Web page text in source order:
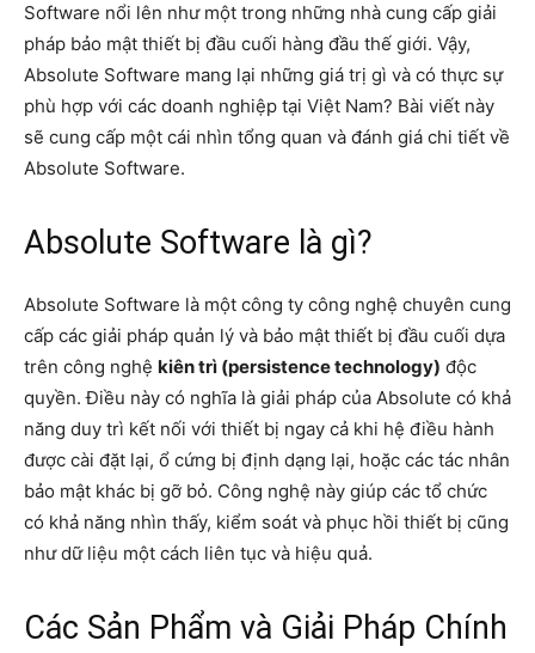
Software nổi lên như một trong những nhà cung cấp giải
pháp bảo mật thiết bị đầu cuối hàng đầu thế giới. Vậy,
Absolute Software mang lại những giá trị gì và có thực sự
phù hợp với các doanh nghiệp tại Việt Nam? Bài viết này
sẽ cung cấp một cái nhìn tổng quan và đánh giá chi tiết về
Absolute Software.
Absolute Software là gì?
Absolute Software là một công ty công nghệ chuyên cung
cấp các giải pháp quản lý và bảo mật thiết bị đầu cuối dựa
trên công nghệ kiên trì (persistence technology) độc
quyền. Điều này có nghĩa là giải pháp của Absolute có khả
năng duy trì kết nối với thiết bị ngay cả khi hệ điều hành
được cài đặt lại, ổ cứng bị định dạng lại, hoặc các tác nhân
bảo mật khác bị gỡ bỏ. Công nghệ này giúp các tổ chức
có khả năng nhìn thấy, kiểm soát và phục hồi thiết bị cũng
như dữ liệu một cách liên tục và hiệu quả.
Các Sản Phẩm và Giải Pháp Chính